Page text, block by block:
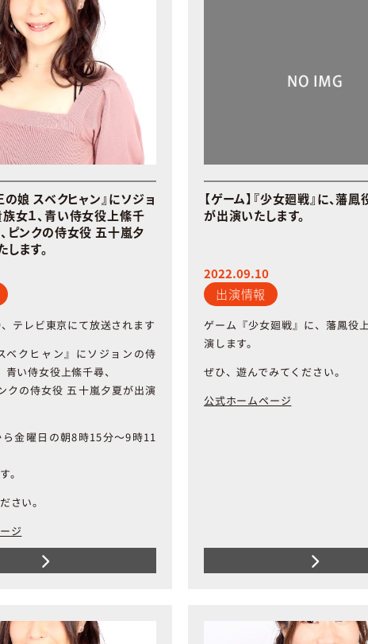
の娘 スベクヒャン』にソジョ
族女１、青い侍女役上絛千
ピンクの侍女役 五十嵐夕
ます。
テレビ東京にて放送されます
ベクヒャン』にソジョンの侍
い侍女役上絛千尋、
クの侍女役 五十嵐夕夏が出演
金曜日の朝8時15分～9時11
。
さい。
ジ
【ゲーム】『少女廻戦』に、藩
が出演いたします。
2022.09.10
出演情報
ゲーム『少女廻戦』に、藩鳳役
演します。
ぜひ、遊んでみてください。
公式ホームページ